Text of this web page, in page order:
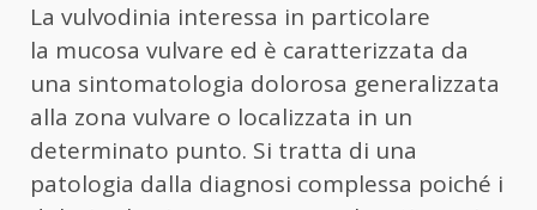
La vulvodinia interessa in particolare
la mucosa vulvare ed è caratterizzata da
una sintomatologia dolorosa generalizzata
alla zona vulvare o localizzata in un
determinato punto. Si tratta di una
patologia dalla diagnosi complessa poiché i